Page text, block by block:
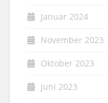
Januar 2024
November 2023
Oktober 2023
Juni 2023